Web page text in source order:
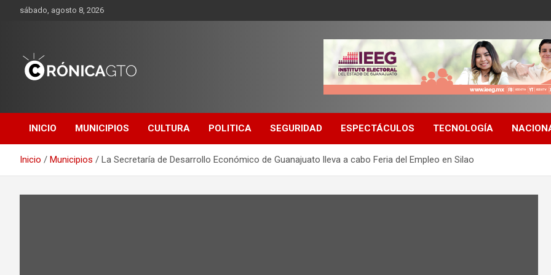
sábado, agosto 8, 2026
GUANAJUATO
INICIO MUNICIPIOS CULTURA POLITICA SEGURIDAD ESPECTÁCULOS TECNOLOGÍA
Inicio Municipios La Secretaría de Desarrollo Económico de Guanajuato lleva a cabo Feria del Empleo en Silao